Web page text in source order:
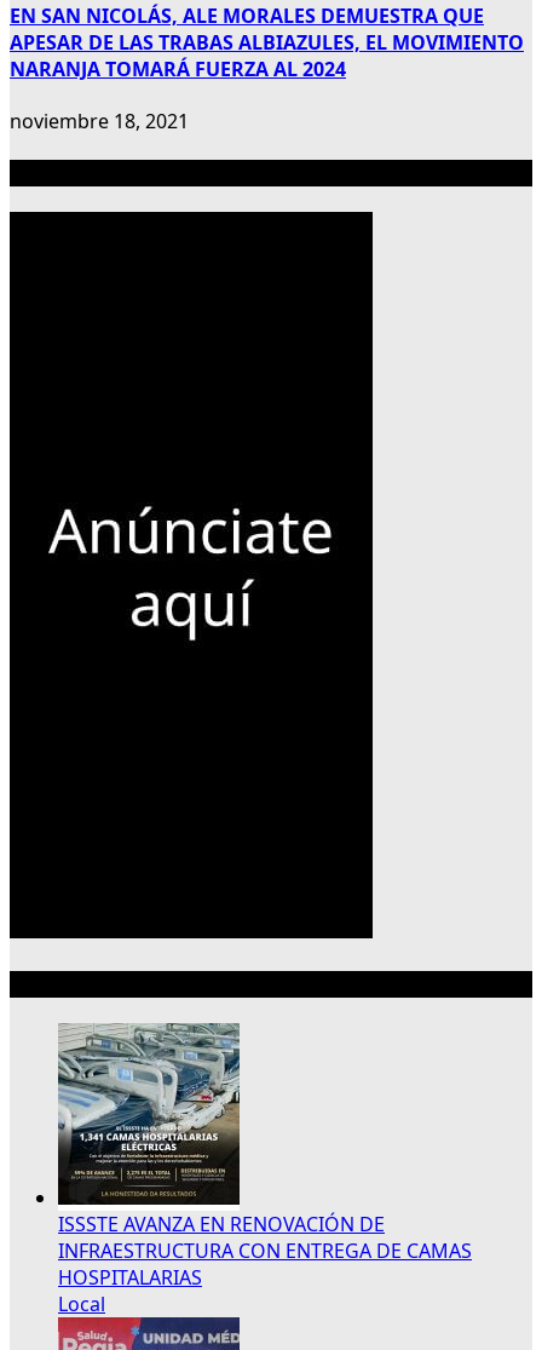
EN SAN NICOLÁS, ALE MORALES DEMUESTRA QUE
APESAR DE LAS TRABAS ALBIAZULES, EL MOVIMIENTO
NARANJA TOMARÁ FUERZA AL 2024
noviembre 18, 2021
ISSSTE AVANZA EN RENOVACIÓN DE
INFRAESTRUCTURA CON ENTREGA DE CAMAS
HOSPITALARIAS
Local